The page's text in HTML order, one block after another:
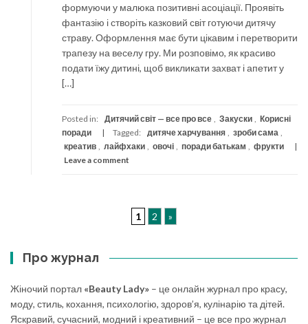
формуючи у малюка позитивні асоціації. Проявіть
фантазію і створіть казковий світ готуючи дитячу
страву. Оформлення має бути цікавим і перетворити
трапезу на веселу гру. Ми розповімо, як красиво
подати їжу дитині, щоб викликати захват і апетит у
[…]
Posted in: Дитячий світ — все про все Закуски
Корисні
поради
Tagged: дитяче харчування зроби сама
креатив
лайфхаки овочі поради батькам
фрукти
Leave a comment
1 2 »
Про журнал
Жіночий портал «Beauty Lady» – це онлайн журнал про красу,
моду, стиль, кохання, психологію, здоров’я, кулінарію та дітей.
Яскравий, сучасний, модний і креативний – це все про журнал